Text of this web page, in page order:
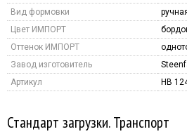
Вид формовки
Цвет ИМПОРТ
Оттенок ИМПОРТ
Завод изготовитель
Артикул
HB
Стандарт загрузки. Транспорт